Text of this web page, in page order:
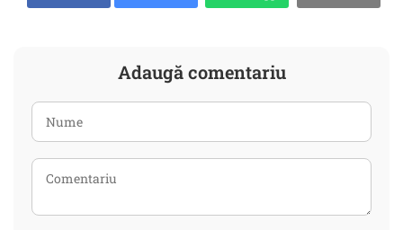
Adaugă comentariu